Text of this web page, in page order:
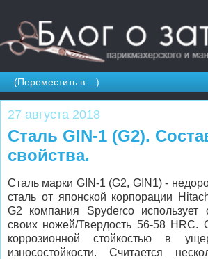
27 августа 2018
Сталь GIN-1 (G2).
свойства.
Сталь марки GIN-1 (G2, GIN1) -
сталь от японской корпорации
G2 компания Spyderco
своих ножей/Твердость 56-58 HRC.
коррозионной стойкостью в
износостойкости. Считается